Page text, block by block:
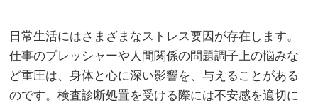
日常生活にはさまざまなストレス要因が存在します。
仕事のプレッシャーや人間関係の問題調子上の悩みな
ど重圧は、身体と心に深い影響を、与えることがある
のです。検査診断処置を受ける際には不安感を適切に